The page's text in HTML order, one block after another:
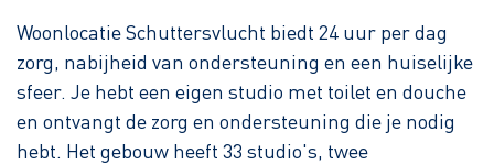
Woonlocatie Schuttersvlucht biedt 24 uur per dag
zorg, nabijheid van ondersteuning en een huiselijke
sfeer. Je hebt een eigen studio met toilet en douche
en ontvangt de zorg en ondersteuning die je nodig
hebt. Het gebouw heeft 33 studio's, twee